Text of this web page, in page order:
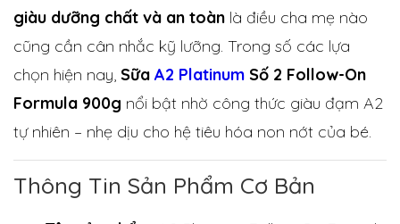
giàu dưỡng chất và an toàn là điều cha mẹ nào
cũng cần cân nhắc kỹ lưỡng. Trong số các lựa
chọn hiện nay, Sữa A2 Platinum Số 2 Follow-On
Formula 900g nổi bật nhờ công thức giàu đạm A2
tự nhiên – nhẹ dịu cho hệ tiêu hóa non nớt của bé.
Thông Tin Sản Phẩm Cơ Bản